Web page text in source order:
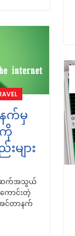
က်မှ
များ
ဆက်အသွယ်
ကောင်းတဲ့
အင်တာနက်